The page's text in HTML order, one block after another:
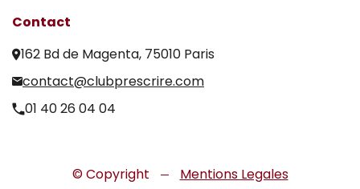
Contact
162 Bd de Magenta, 75010 Paris
contact@clubprescrire.com
01 40 26 04 04
© Copyright Mentions Legales